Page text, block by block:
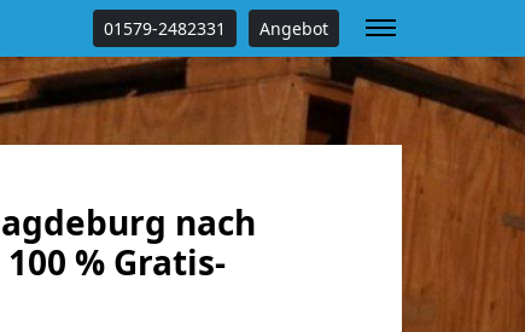
01579-2482331 Angebot
nach
% Gratis-